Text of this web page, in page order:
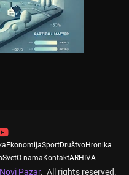
EkonomijaSportDruštvoHronika
SvetO nama KontaktARHIVA
Pazar. All rights reserved.